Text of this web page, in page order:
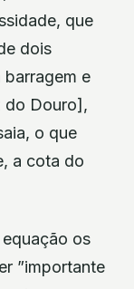
que
dois
e
do Douro],
o que
a cota do
os
”importante